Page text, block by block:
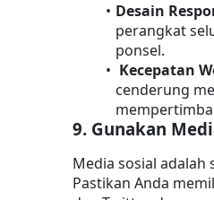
Desain
perangkat
ponsel.
Kecepatan
cenderung
9. Gunakan
Media sosial
Pastikan Anda